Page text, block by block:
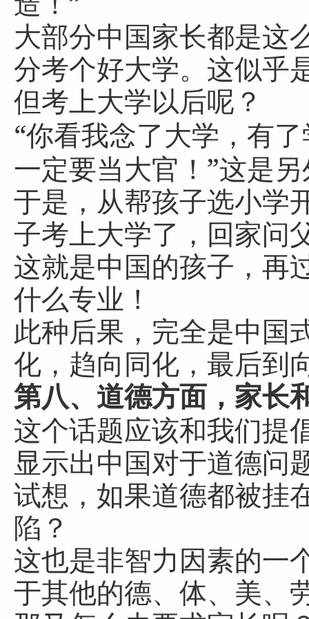
大部分中国家长都是这
分考个好大学。这似乎
但考上大学以后呢？
“你看我念了大学，有
一定要当大官！ ”这是
于是，从帮孩子选小学
子考上大学了，回家问
这就是中国的孩子，再
什么专业！
此种后果，完全是中国
化，趋向同化，最后到
第八、道德方面，家长
这个话题应该和我们提
显示出中国对于道德问
试想，如果道德都被挂
陷？
这也是非智力因素的一
于其他的德、体、美、